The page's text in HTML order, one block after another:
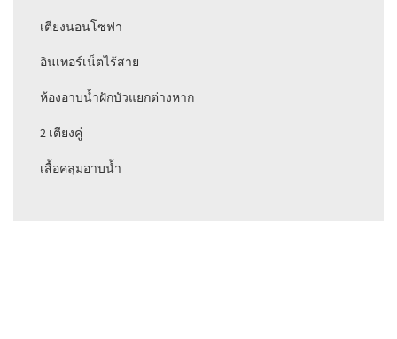
เตียงนอนโซฟา
อินเทอร์เน็ตไร้สาย
ห้องอาบน้ำฝักบัวแยกต่างหาก
2 เตียงคู่
เสื้อคลุมอาบน้ำ